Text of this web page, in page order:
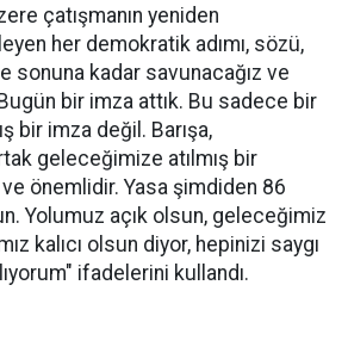
çatışmanın yeniden
her demokratik adımı, sözü,
sonuna kadar savunacağız ve
bir imza attık. Bu sadece bir
bir imza değil. Barışa,
geleceğimize atılmış bir
önemlidir. Yasa şimdiden 86
Yolumuz açık olsun, geleceğimiz
kalıcı olsun diyor, hepinizi saygı
ifadelerini kullandı.